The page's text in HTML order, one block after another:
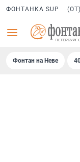
ФОНТАНКА SUP
Фонтан на Неве